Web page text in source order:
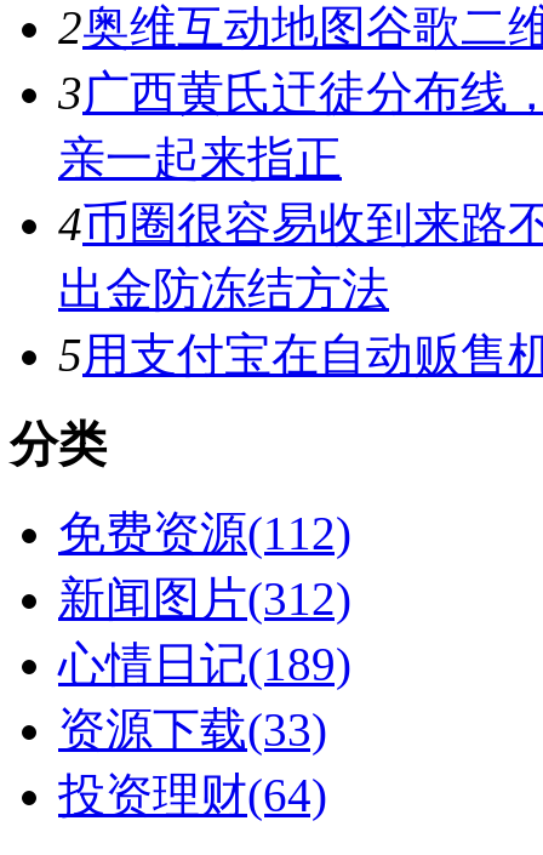
2奥维互动地图谷歌二
3广西黄氏迀徒分布线
亲一起来指正
4币圈很容易收到来路
出金防冻结方法
5用支付宝在自动贩售
分类
免费资源(112)
新闻图片(312)
心情日记(189)
资源下载(33)
投资理财(64)